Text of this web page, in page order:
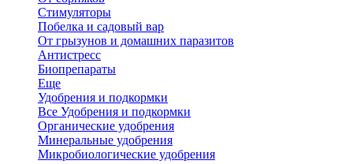
Стимуляторы
Побелка и садовый вар
От грызунов и домашних паразитов
Антистресс
Биопрепараты
Еще
Удобрения и подкормки
Все Удобрения и подкормки
Органические удобрения
Минеральные удобрения
Микробиологические удобрения